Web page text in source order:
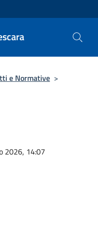
e Normative >
2026, 14:07